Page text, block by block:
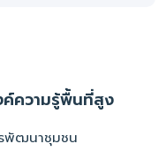
ความรู้พื้นที่สูง
พัฒนาชุมชน